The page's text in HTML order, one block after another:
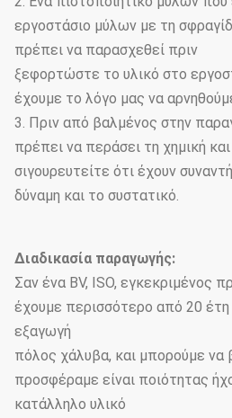
εργοστάσιο μύλων με τη
πρέπει να παρασχεθεί πριν
ξεφορτώστε το υλικό στο
έχουμε το λόγο μας να
3. Πριν από βαλμένος στην
πρέπει να περάσει τη χημική
σιγουρευτείτε ότι έχουν
δύναμη και το συστατικό.
Διαδικασία παραγωγής:
Σαν ένα BV, ISO, εγκεκριμένος
έχουμε περισσότερο από 20
εξαγωγή
πόλος χάλυβα, και μπορούμε
προσφέραμε είναι ποιότητας
κατάλληλο υλικό